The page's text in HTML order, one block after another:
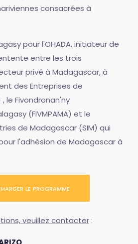
consacrées à
pour l'OHADA, initiateur de
entre les trois
privé à Madagascar, à
des Entreprises de
le Fivondronan'ny
(FIVMPAMA) et le
de Madagascar (SIM) qui
l'adhésion de Madagascar à
le programme
veuillez contacter :